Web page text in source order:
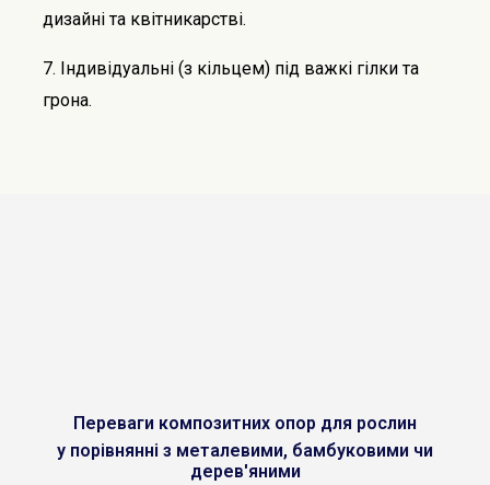
дизайні та квітникарстві.
7. Індивідуальні (з кільцем) під важкі гілки та
грона.
Переваги композитних опор для рослин
у порівнянні з металевими, бамбуковими чи
дерев'яними